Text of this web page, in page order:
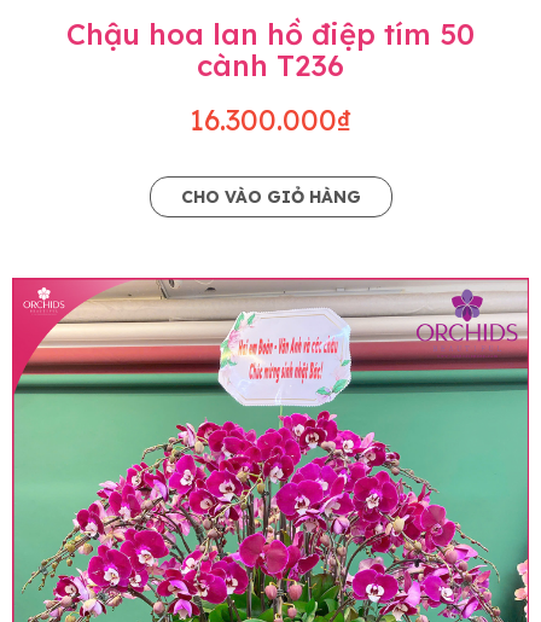
Chậu hoa lan hồ điệp tím 50
cành T236
16.300.000₫
CHO VÀO GIỎ HÀNG